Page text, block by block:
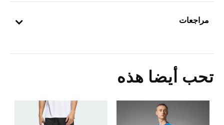
مراجعات
تحب أيضا هذه